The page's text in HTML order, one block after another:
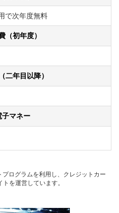
で次年度無料
（初年度）
二年目以降）
子マネー
ログラムを利用し、クレジットカー
を運営しています。